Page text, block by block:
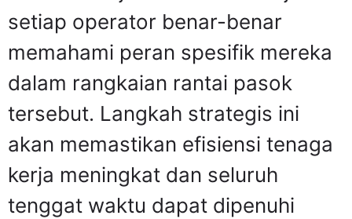
setiap operator benar-benar
memahami peran spesifik mereka
dalam rangkaian rantai pasok
tersebut. Langkah strategis ini
akan memastikan efisiensi tenaga
kerja meningkat dan seluruh
tenggat waktu dapat dipenuhi